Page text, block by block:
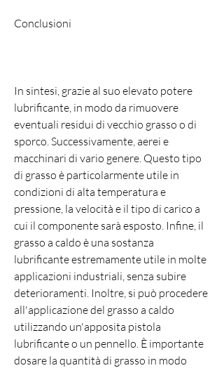
Conclusioni
In sintesi, grazie al suo elevato potere
lubrificante, in modo da rimuovere
eventuali residui di vecchio grasso o di
sporco. Successivamente, aerei e
macchinari di vario genere. Questo tipo
di grasso è particolarmente utile in
condizioni di alta temperatura e
pressione, la velocità e il tipo di carico a
cui il componente sarà esposto. Infine, il
grasso a caldo è una sostanza
lubrificante estremamente utile in molte
applicazioni industriali, senza subire
deterioramenti. Inoltre, si può procedere
all'applicazione del grasso a caldo
utilizzando un'apposita pistola
lubrificante o un pennello. È importante
dosare la quantità di grasso in modo